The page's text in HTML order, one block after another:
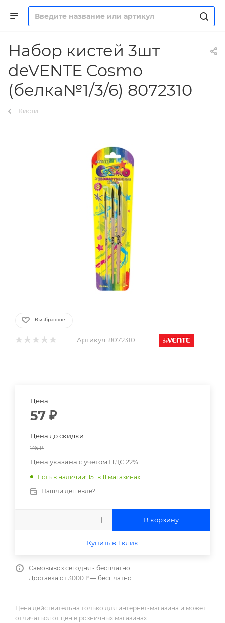
Набор кистей 3шт
deVENTE Cosmo
(белка№1/3/6) 8072310
Кисти
В избранное
Артикул: 8072310
Цена
57 ₽
Цена до скидки
76₽
Цена указана с учетом НДС 22%
Есть в наличии: 151 в 11 магазинах
Нашли дешевле?
В корзину
Купить в 1 клик
Самовывоз сегодня - бесплатно
Доставка от 3000 ₽ — бесплатно
Цена действительна только для интернет-магазина и может
отличаться от цен в розничных магазинах